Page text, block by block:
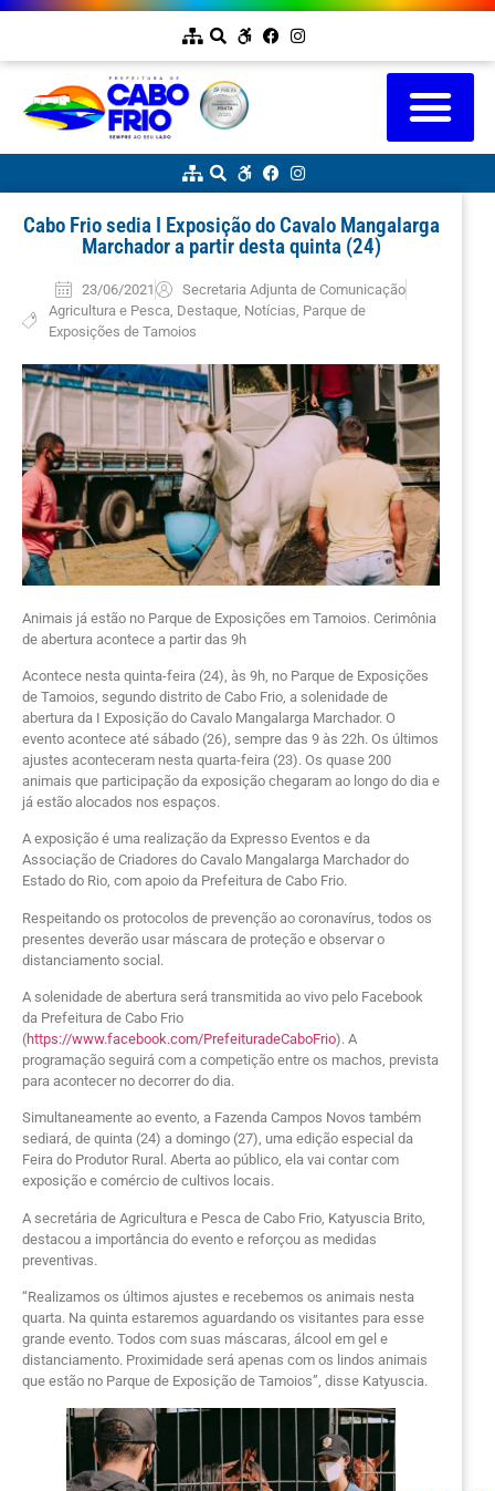
Cabo Frio sedia I Exposição do Cavalo Mangalarga
Marchador a partir desta quinta (24)
23/06/2021
Secretaria Adjunta de Comunicação
Agricultura e Pesca Destaque, Notícias Parque de
Exposições de Tamoios
Animais já estão no Parque de Exposições em Tamoios. Cerimônia
de abertura acontece a partir das 9h
Acontece nesta quinta-feira (24), às 9h, no Parque de Exposições
de Tamoios, segundo distrito de Cabo Frio, a solenidade de
abertura da I Exposição do Cavalo Mangalarga Marchador. O
evento acontece até sábado (26), sempre das 9 às 22h. Os últimos
ajustes aconteceram nesta quarta-feira (23). Os quase 200
animais que participação da exposição chegaram ao longo do dia e
já estão alocados nos espaços.
A exposição é uma realização da Expresso Eventos e da
Associação de Criadores do Cavalo Mangalarga Marchador do
Estado do Rio, com apoio da Prefeitura de Cabo Frio.
Respeitando os protocolos de prevenção ao coronavírus, todos os
presentes deverão usar máscara de proteção e observar o
distanciamento social.
A solenidade de abertura será transmitida ao vivo pelo Facebook
da Prefeitura de Cabo Frio
(https://www.facebook.com/PrefeituradeCaboFrio). A
programação seguirá com a competição entre os machos, prevista
para acontecer no decorrer do dia.
Simultaneamente ao evento, a Fazenda Campos Novos também
sediará, de quinta (24) a domingo (27), uma edição especial da
Feira do Produtor Rural. Aberta ao público, ela vai contar com
exposição e comércio de cultivos locais.
A secretária de Agricultura e Pesca de Cabo Frio, Katyuscia Brito,
destacou a importância do evento e reforçou as medidas
preventivas.
“Realizamos os últimos ajustes e recebemos os animais nesta
quarta. Na quinta estaremos aguardando os visitantes para esse
grande evento. Todos com suas máscaras, álcool em gel e
distanciamento. Proximidade será apenas com os lindos animais
que estão no Parque de Exposição de Tamoios”, disse Katyuscia.